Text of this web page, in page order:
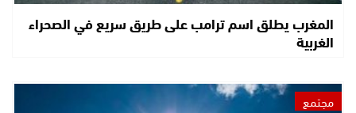
المغرب يطلق اسم ترامب على طريق سريع في الصحراء
الغربية
مجتمع